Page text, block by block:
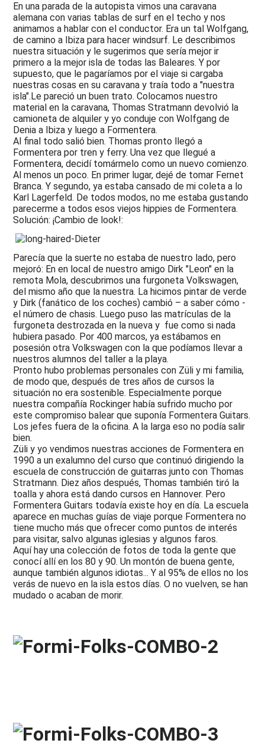
En una parada de la autopista vimos una caravana
alemana con varias tablas de surf en el techo y nos
animamos a hablar con el conductor. Era un tal Wolfgang,
de camino a Ibiza para hacer windsurf. Le describimos
nuestra situación y le sugerimos que sería mejor ir
primero a la mejor isla de todas las Baleares. Y por
supuesto, que le pagaríamos por el viaje si cargaba
nuestras cosas en su caravana y traía todo a "nuestra
isla".Le pareció un buen trato. Colocamos nuestro
material en la caravana, Thomas Stratmann devolvió la
camioneta de alquiler y yo conduje con Wolfgang de
Denia a Ibiza y luego a Formentera.
Al final todo salió bien. Thomas pronto llegó a
Formentera por tren y ferry. Una vez que llegué a
Formentera, decidí tomármelo como un nuevo comienzo.
Al menos un poco. En primer lugar, dejé de tomar Fernet
Branca. Y segundo, ya estaba cansado de mi coleta a lo
Karl Lagerfeld. De todos modos, no me estaba gustando
parecerme a todos esos viejos hippies de Formentera.
Solución: ¡Cambio de look!:
Parecía que la suerte no estaba de nuestro lado, pero
mejoró: En en local de nuestro amigo Dirk "Leon" en la
remota Mola, descubrimos una furgoneta Volkswagen,
del mismo año que la nuestra. La hicimos pintar de verde
y Dirk (fanático de los coches) cambió – a saber cómo -
el número de chasis. Luego puso las matrículas de la
furgoneta destrozada en la nueva y fue como si nada
hubiera pasado. Por 400 marcos, ya estábamos en
posesión otra Volkswagen con la que podíamos llevar a
nuestros alumnos del taller a la playa.
Pronto hubo problemas personales con Züli y mi familia,
de modo que, después de tres años de cursos la
situación no era sostenible. Especialmente porque
nuestra compañía Rockinger había sufrido mucho por
este compromiso balear que suponía Formentera Guitars.
Los jefes fuera de la oficina. A la larga eso no podía salir
bien.
Züli y yo vendimos nuestras acciones de Formentera en
1990 a un exalumno del curso que continuó dirigiendo la
escuela de construcción de guitarras junto con Thomas
Stratmann. Diez años después, Thomas también tiró la
toalla y ahora está dando cursos en Hannover. Pero
Formentera Guitars todavía existe hoy en día. La escuela
aparece en muchas guías de viaje porque Formentera no
tiene mucho más que ofrecer como puntos de interés
para visitar, salvo algunas iglesias y algunos faros.
Aquí hay una colección de fotos de toda la gente que
conocí allí en los 80 y 90. Un montón de buena gente,
aunque también algunos idiotas... Y al 95% de ellos no los
verás de nuevo en la isla estos días. O no vuelven, se han
mudado o acaban de morir.